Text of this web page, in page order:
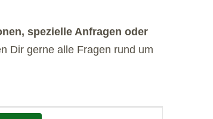
spezielle Anfragen oder
Dir gerne alle Fragen rund um